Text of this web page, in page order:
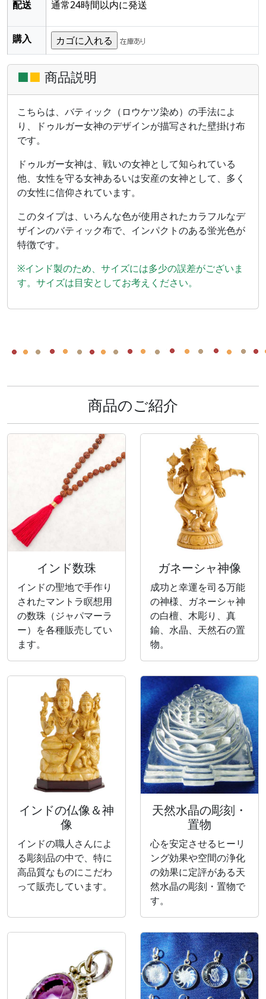
配送 通常24時間以内に発送
購入
■■ 商品説明
こちらは、バティック（ロウケツ染め）の手法によ
り、ドゥルガー女神のデザインが描写された壁掛け布
です。
ドゥルガー女神は、戦いの女神として知られている
他、女性を守る女神あるいは安産の女神として、多く
の女性に信仰されています。
このタイプは、いろんな色が使用されたカラフルなデ
ザインのバティック布で、インパクトのある蛍光色が
特徴です。
※インド製のため、サイズには多少の誤差がございま
す。サイズは目安としてお考えください。
商品のご紹介
インド数珠
インドの聖地で手作り
されたマントラ瞑想用
の数珠（ジャパマーラ
ー）を各種販売してい
ます。
ガネーシャ神像
成功と幸運を司る万能
の神様、ガネーシャ神
の白檀、木彫り、真
鍮、水晶、天然石の置
物。
インドの仏像＆神
像
インドの職人さんによ
る彫刻品の中で、特に
高品質なものにこだわ
って販売しています。
天然水晶の彫刻・
置物
心を安定させるヒーリ
ング効果や空間の浄化
の効果に定評がある天
然水晶の彫刻・置物で
す。